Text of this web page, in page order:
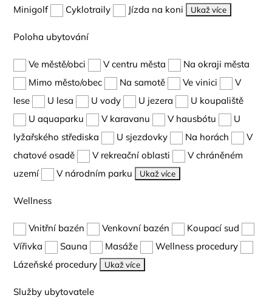
Minigolf
Cyklotraily Jízda na koni Ukaž více
Poloha ubytování
Ve městě/obci V centru města
Na okraji města
Mimo město/obec
Na samotě Ve vinici
V
lese
U lesa U vody U jezera
U koupaliště
U aquaparku
V karavanu V hausbótu
U
lyžařského střediska
U sjezdovky Na horách
V
chatové osadě
V rekreační oblasti
V chráněném
uzemí
V národním parku Ukaž více
Wellness
Vnitřní bazén Venkovní bazén
Koupací sud
Vířivka
Sauna Masáže
Wellness procedury
Lázeňské procedury
Ukaž více
Služby ubytovatele